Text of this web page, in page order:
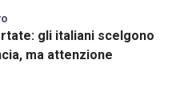
gli italiani scelgono
ma attenzione